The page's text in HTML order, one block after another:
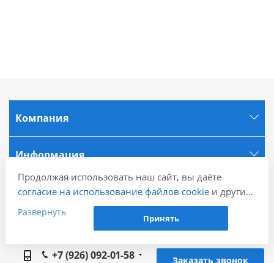
Компания
Информация
Города
Наши контакты
+7 (926) 092-01-58
Заказать звонок
Продолжая использовать наш сайт, вы даёте
согласие на использование файлов cookieи других
пользовательских данных (включая IP-адрес,
сведения о местоположении, устройстве, действиях
проведения статистических исследований,
Развернуть
Принять